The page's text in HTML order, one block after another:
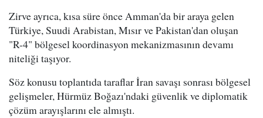
Zirve ayrıca, kısa süre önce Amman'da bir araya gelen
Türkiye, Suudi Arabistan, Mısır ve Pakistan'dan oluşan
"R-4" bölgesel koordinasyon mekanizmasının devamı
niteliği taşıyor.
Söz konusu toplantıda taraflar İran savaşı sonrası bölgesel
gelişmeler, Hürmüz Boğazı'ndaki güvenlik ve diplomatik
çözüm arayışlarını ele almıştı.